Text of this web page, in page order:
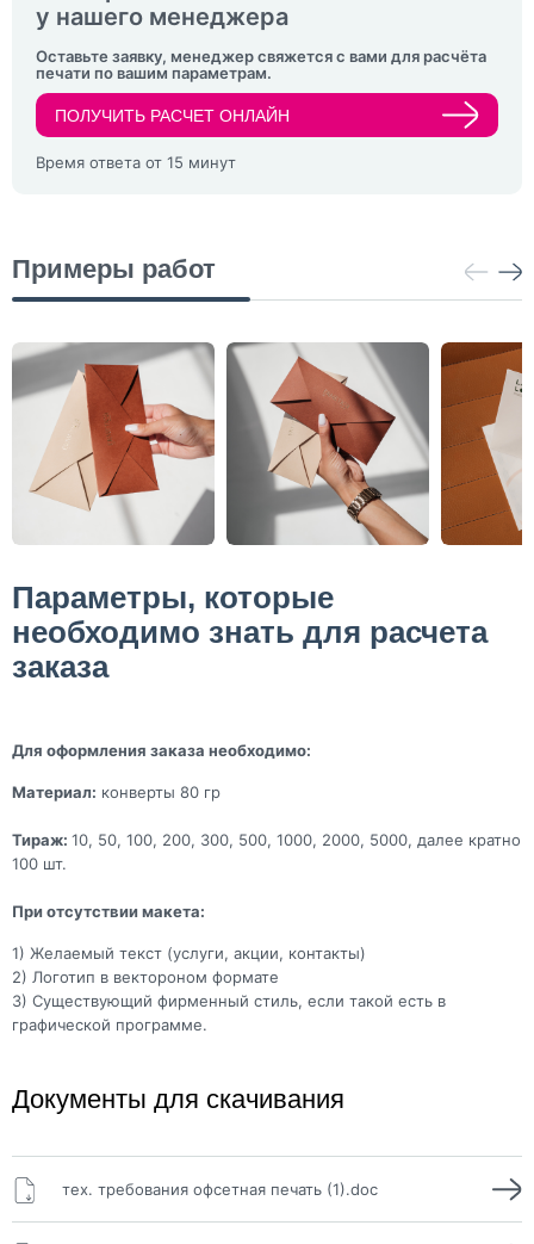
у нашего менеджера
Оставьте заявку, менеджер свяжется с вами для расчёта
печати по вашим параметрам.
ПОЛУЧИТЬ РАСЧЕТ ОНЛАЙН
Время ответа от 15 минут
Примеры работ
Параметры, которые
необходимо знать для расчета
заказа
Для оформления заказа необходимо:
Материал: конверты 80 гр
Тираж: 10, 50, 100, 200, 300, 500, 1000, 2000, 5000, далее кратно
100 шт.
При отсутствии макета:
1) Желаемый текст (услуги, акции, контакты)
2) Логотип в вектороном формате
3) Существующий фирменный стиль, если такой есть в
графической программе.
Документы для скачивания
тех. требования офсетная печать (1).doc